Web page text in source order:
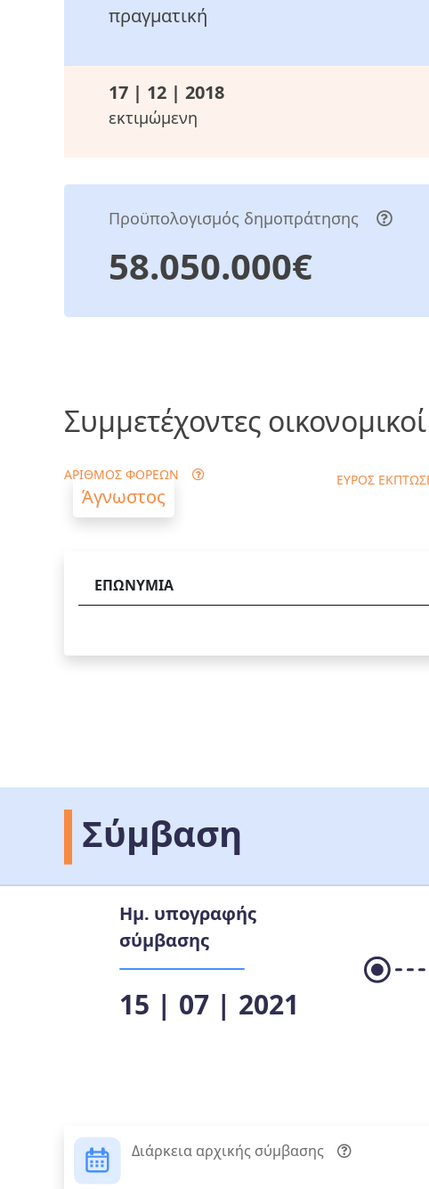
πραγματική
17 | 12 | 2018
εκτιμώμενη
Προϋπολογισμός δημοπράτησης
58.050.000€
Συμμετέχοντες
ΑΡΙΘΜΟΣ ΦΟΡΕΩΝ
Άγνωστος
ΕΥΡΟΣ
ΕΠΩΝΥΜΙΑ
Σύμβαση
Ημ. υπογραφής
σύμβασης
15 | 07 | 2021
Διάρκεια αρχικής σύμβασης